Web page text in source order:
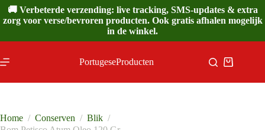
Ga
naar
de
🚚 Verbeterde verzending: live tracking, SMS-updates & extra
zorg voor verse/bevroren producten. Ook gratis afhalen mogelijk
in de winkel.
PortugeseProducten
Home / Conserven / Blik /